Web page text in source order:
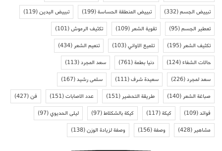
تبييض الجسم(332) تبييض المنطقة الحساسة(199) تبييض اليدين(119)
تعطير الجسم(95) تقوية الشعر(109) تكثيف الرموش(101)
تكثيف الشعر(195) تلميع الاواني(103) تنعيم الشعر(434)
حالات الشفاء(124) دنيا بطمة(761) سعد المجرد(113)
سعد لمجرد(226) سعيدة شرف(111) سلمى رشيد(167)
صباغة الشعر(140) طريقة التحضير(151) عدد الاصابات(151) فن(427)
فوائد(109) كيكة(117) كيكة بالشكلاط(97) ليلى الحديوي(97)
مشاهير(428) وصفة(156) وصفة لزيادة الوزن(138)